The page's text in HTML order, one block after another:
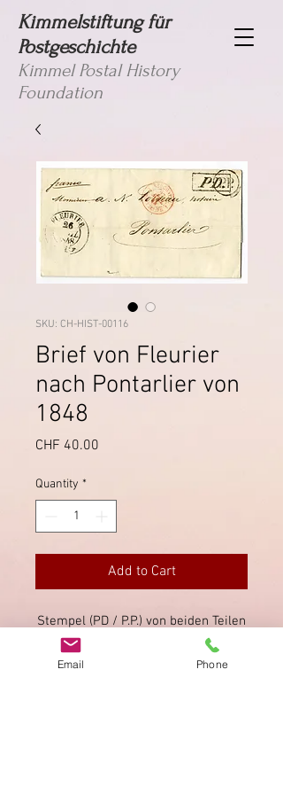
Kimmelstiftung für
Postgeschichte
Kimmel Postal History
Foundation
SKU: CH-HIST-00116
Brief von Fleurier
nach Pontarlier von
1848
CHF 40.00
Quantity *
Add to Cart
Stempel (PD / P.P.) von beiden Teilen
des Grenzortes Pontarlier, mit
Stempel und Taxvermerk rückseitig.
Email Phone